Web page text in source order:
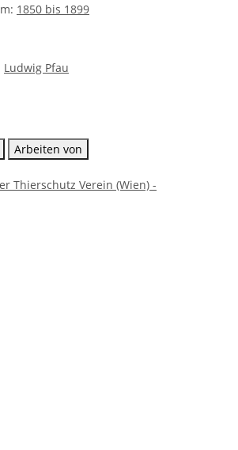
1850 bis 1899
Ludwig Pfau
Arbeiten von